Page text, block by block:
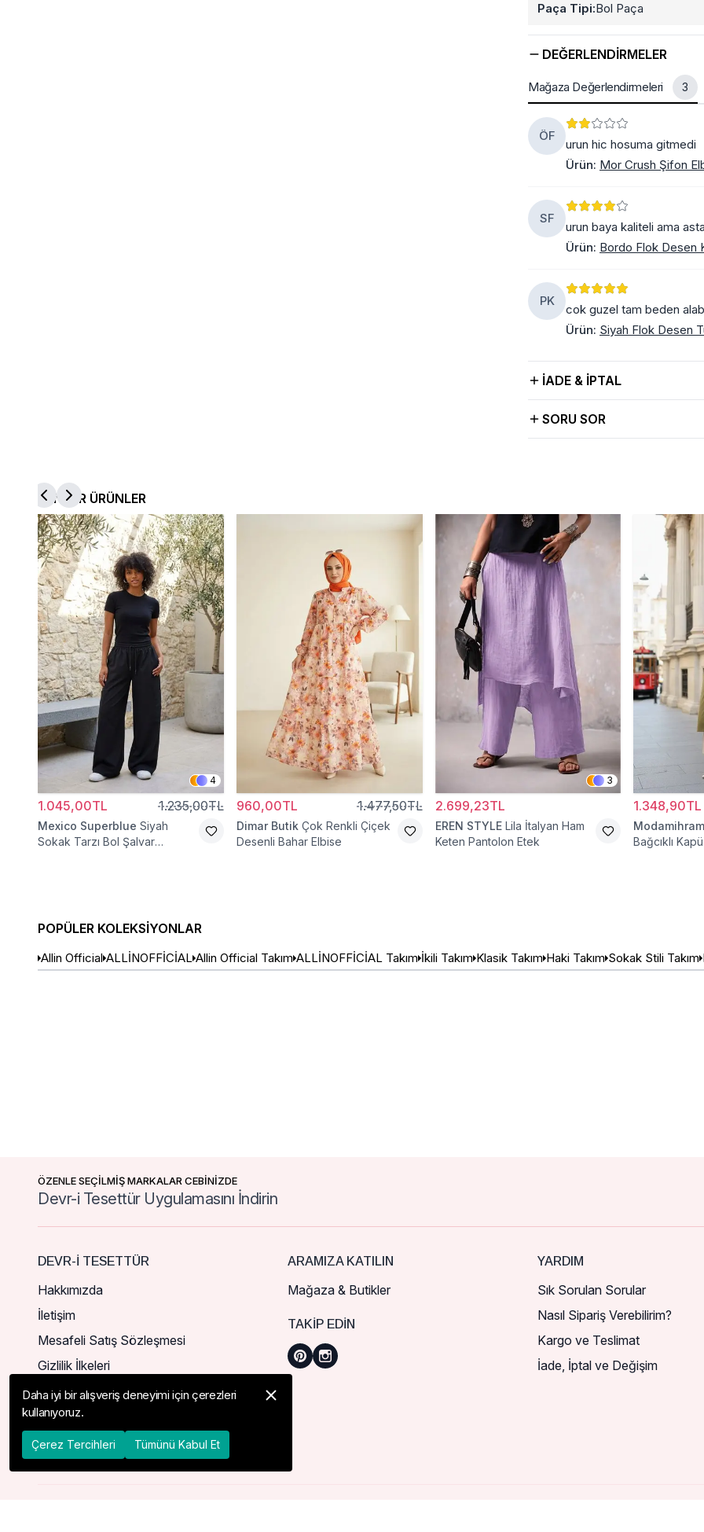
Paça Tipi:Bol Paça
DEĞERLENDIRMELER
Mağaza Değerlendirmeleri 3
ÖF
urun hic hosuma gitmedi
Ürün: Mor Crush Şifon
SF
urun baya kaliteli ama
Ürün: Bordo Flok Desen
PK
cok guzel tam beden
Ürün: Siyah Flok Desen
İADE & İPTAL
SORU SOR
BENZER ÜRÜNLER
4
1.045,00TL 1.235,00TL
Mexico Superblue Siyah
Sokak Tarzı Bol Şalvar
960,00TL 1.477,50TL
Dimar Butik Çok Renkli Çiçek
Desenli Bahar Elbise
3
2.699,23TL
EREN STYLE Lila İtalyan Ham
Keten Pantolon Etek
1.348,90TL
Modamihram
Bağcıklı
POPÜLER KOLEKSIYONLAR
Allin Official ALLİNOFFİCİAL Allin Official Takım ALLİNOFFİCİAL Takım İkili Takım Klasik Takım Haki Takım Sokak Stili Takım
ÖZENLE SEÇİLMİŞ MARKALAR CEBİNİZDE
Devr-i Tesettür Uygulamasını İndirin
DEVR-I TESETTÜR
Hakkımızda
İletişim
Mesafeli Satış Sözleşmesi
Gizlilik İlkeleri
ARAMIZA KATILIN
Mağaza & Butikler
TAKIP EDIN
YARDIM
Sık Sorulan Sorular
Nasıl Sipariş Verebilirim?
Kargo ve Teslimat
İade, İptal ve Değişim
Daha iyi bir alışveriş deneyimi için çerezleri
kullanıyoruz.
Çerez Tercihleri Tümünü Kabul Et